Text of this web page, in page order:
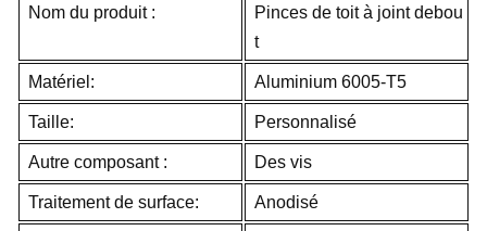
Nom du produit :
Pinces de toit à joint debou
t
Matériel: Aluminium 6005-T5
Taille: Personnalisé
Autre composant : Des vis
Traitement de surface: Anodisé